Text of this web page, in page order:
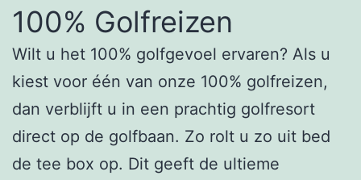
100% Golfreizen
Wilt u het 100% golfgevoel ervaren? Als u
kiest voor één van onze 100% golfreizen,
dan verblijft u in een prachtig golfresort
direct op de golfbaan. Zo rolt u zo uit bed
de tee box op. Dit geeft de ultieme